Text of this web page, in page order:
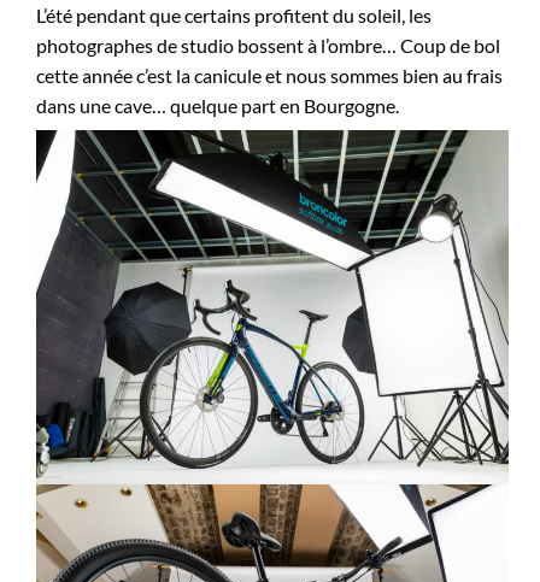
L’été pendant que certains profitent du soleil, les
photographes de studio bossent à l’ombre… Coup de bol
cette année c’est la canicule et nous sommes bien au frais
dans une cave… quelque part en Bourgogne.